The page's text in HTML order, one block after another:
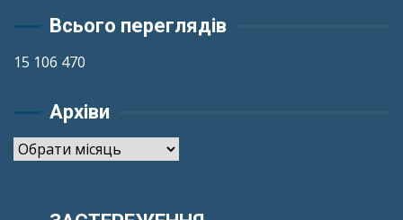
Всього переглядів
15 106 470
Архіви
Архіви